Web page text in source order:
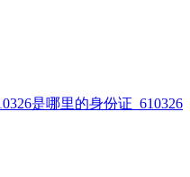
是哪里的身份证_610326